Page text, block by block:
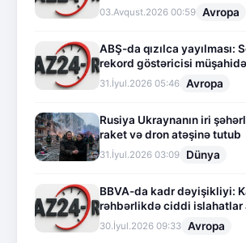
03.Avqust.2026 00:59 Avropa
ABŞ-da qızılca yayılması:
rekord göstəricisi
31.İyul.2026 05:46 Avropa
Rusiya Ukraynanın iri
raket və dron atəşinə tutub
31.İyul.2026 03:09 Dünya
BBVA-da kadr dəyişikliyi:
rəhbərlikdə ciddi islahatlar
30.İyul.2026 09:33 Avropa